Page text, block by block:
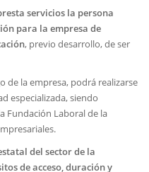
servicios la persona
para la empresa de
, previo desarrollo, de ser
de la empresa, podrá realizarse
especializada, siendo
Fundación Laboral de la
del sector de la
de acceso, duración y